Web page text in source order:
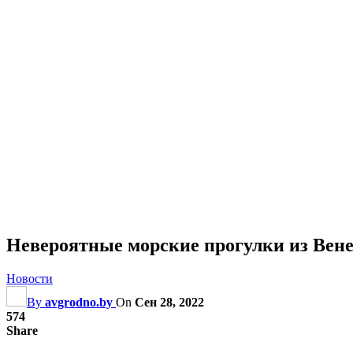
Невероятные морские прогулки из
Новости
By avgrodno.by On Сен 28, 2022
574
Share